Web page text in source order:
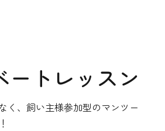
ートレッスン
く、飼い主様参加型のマンツー